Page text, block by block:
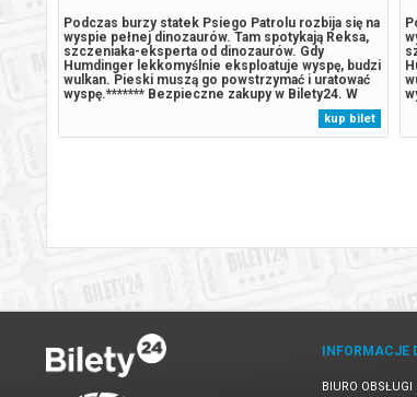
Podczas burzy statek Psiego Patrolu rozbija się na
wyspie pełnej dinozaurów. Tam spotykają Reksa,
szczeniaka-eksperta od dinozaurów. Gdy
Humdinger lekkomyślnie eksploatuje wyspę, budzi
wulkan. Pieski muszą go powstrzymać i uratować
wyspę.******* Bezpieczne zakupy w Bilety24. W
przypadku odwołania wydarzenia, gwarantujemy
automatyczny zwrot środków potwierdzony
komunikatem wysyłanym na adres...
kup bilet
INFORMACJE
BIURO OBSŁUGI